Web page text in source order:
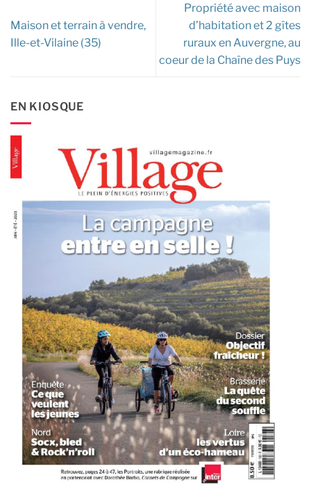
Maison et terrain à vendre,
Ille-et-Vilaine (35)
Propriété avec maison
d’habitation et 2 gîtes
ruraux en Auvergne, au
coeur de la Chaîne des Puys
EN KIOSQUE